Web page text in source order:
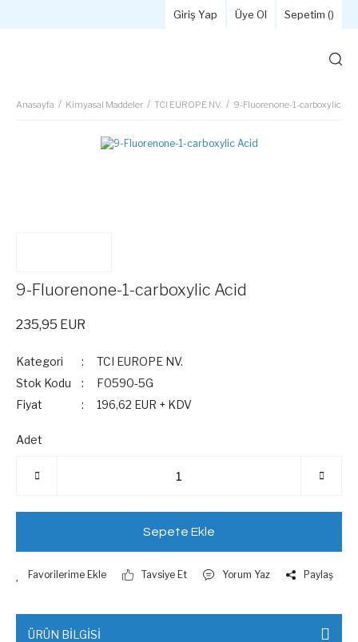
Giriş Yap Üye Ol Sepetim ()
Anasayfa Kimyasal Maddeler TCI EUROPE NV. 9-Fluorenone-1-carboxylic
9-Fluorenone-1-carboxylic Acid
235,95 EUR
Kategori
TCI EUROPE NV.
Stok Kodu
F0590-5G
Fiyat
196,62 EUR + KDV
Adet
Sepete Ekle
Tavsiye Et Yorum Yaz Paylaş
ÜRÜN BİLGİSİ